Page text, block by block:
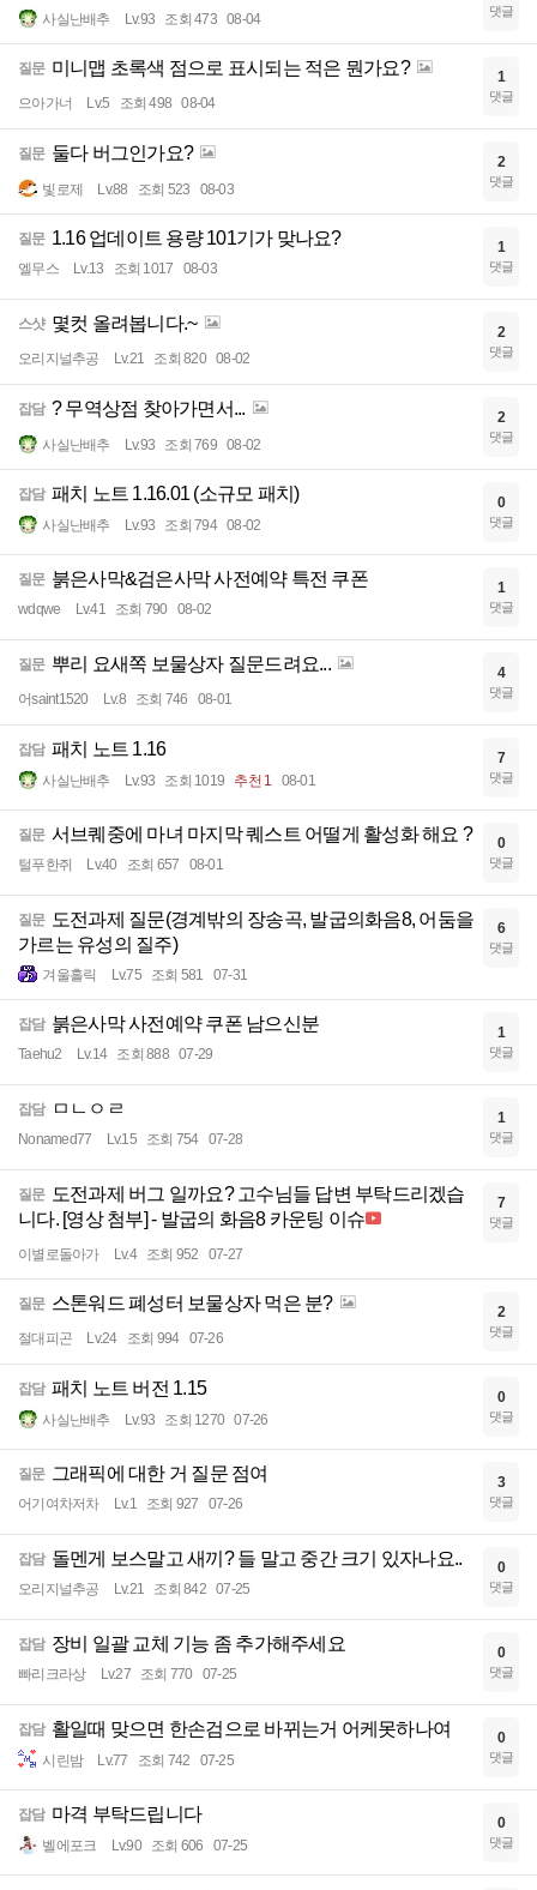
사실난배추 Lv.93 조회 473 08-04 댓글
질문 미니맵 초록색 점으로 표시되는 적은 뭔가요?
으아가너 Lv.5 조회 498 08-04
1
댓글
질문 둘다 버그인가요?
빛로제 Lv.88 조회 523 08-03
2
댓글
질문 1.16 업데이트 용량 101기가 맞나요?
엘무스 Lv.13 조회 1017 08-03
1
댓글
스샷 몇컷 올려봅니다.~
오리지널추공 Lv.21 조회 820 08-02
2
댓글
잡담 ? 무역상점 찾아가면서...
사실난배추 Lv.93 조회 769 08-02
2
댓글
잡담 패치 노트 1.16.01 (소규모 패치)
사실난배추 Lv.93 조회 794 08-02
0
댓글
질문 붉은사막&검은사막 사전예약 특전 쿠폰
wdqwe Lv.41 조회 790 08-02
1
댓글
질문 뿌리 요새쪽 보물상자 질문드려요...
어saint1520 Lv.8 조회 746 08-01
4
댓글
잡담 패치 노트 1.16
사실난배추 Lv.93 조회 1019 추천 1 08-01
7
댓글
질문 서브퀘중에 마녀 마지막 퀘스트 어떨게 활성화 해요 ?
털푸한쥐 Lv.40 조회 657 08-01
0
댓글
질문 도전과제 질문(경계밖의 장송곡, 발굽의화음8, 어둠을
가르는 유성의 질주)
겨울홀릭 Lv.75 조회 581 07-31
6
댓글
잡담 붉은사막 사전예약 쿠폰 남으신분
Taehu2 Lv.14 조회 888 07-29
1
댓글
잡담 ㅁㄴㅇㄹ
Nonamed77 Lv.15 조회 754 07-28
1
댓글
질문 도전과제 버그 일까요? 고수님들 답변 부탁드리겠습
니다. [영상 첨부] - 발굽의 화음8 카운팅 이슈
이별로돌아가 Lv.4 조회 952 07-27
7
댓글
질문 스톤워드 폐성터 보물상자 먹은 분?
절대피곤 Lv.24 조회 994 07-26
2
댓글
잡담 패치 노트 버전 1.15
사실난배추 Lv.93 조회 1270 07-26
0
댓글
질문 그래픽에 대한 거 질문 점여
어기여차저차 Lv.1 조회 927 07-26
3
댓글
잡담 돌멘게 보스말고 새끼? 들 말고 중간 크기 있자나요..
오리지널추공 Lv.21 조회 842 07-25
0
댓글
잡담 장비 일괄 교체 기능 좀 추가해주세요
빠리크라상 Lv.27 조회 770 07-25
0
댓글
잡담 활일때 맞으면 한손검으로 바뀌는거 어케못하나여
시린밤 Lv.77 조회 742 07-25
0
댓글
잡담 마격 부탁드립니다
벨에포크 Lv.90 조회 606 07-25
0
댓글